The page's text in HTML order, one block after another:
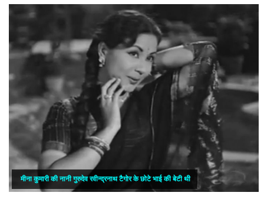
मीना कुमारी की नानी गुरुदेव रवीन्द्रनाथ टैगोर के छोटे भाई की बेटी थी